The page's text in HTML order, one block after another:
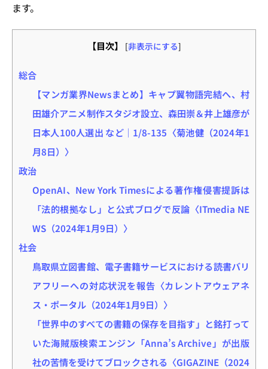
k
ます。
【目次】 [非表示にする]
総合
【マンガ業界Newsまとめ】キャプ翼物語完結へ、村
田雄介アニメ制作スタジオ設立、森田崇＆井上雄彦が
日本人100人選出 など｜1/8-135〈菊池健（2024年1
月8日）〉
政治
OpenAI、New York Timesによる著作権侵害提訴は
「法的根拠なし」と公式ブログで反論〈ITmedia NE
WS（2024年1月9日）〉
社会
鳥取県立図書館、電子書籍サービスにおける読書バリ
アフリーへの対応状況を報告〈カレントアウェアネ
ス・ポータル（2024年1月9日）〉
「世界中のすべての書籍の保存を目指す」と銘打って
いた海賊版検索エンジン「Anna’s Archive」が出版
社の苦情を受けてブロックされる〈GIGAZINE（2024